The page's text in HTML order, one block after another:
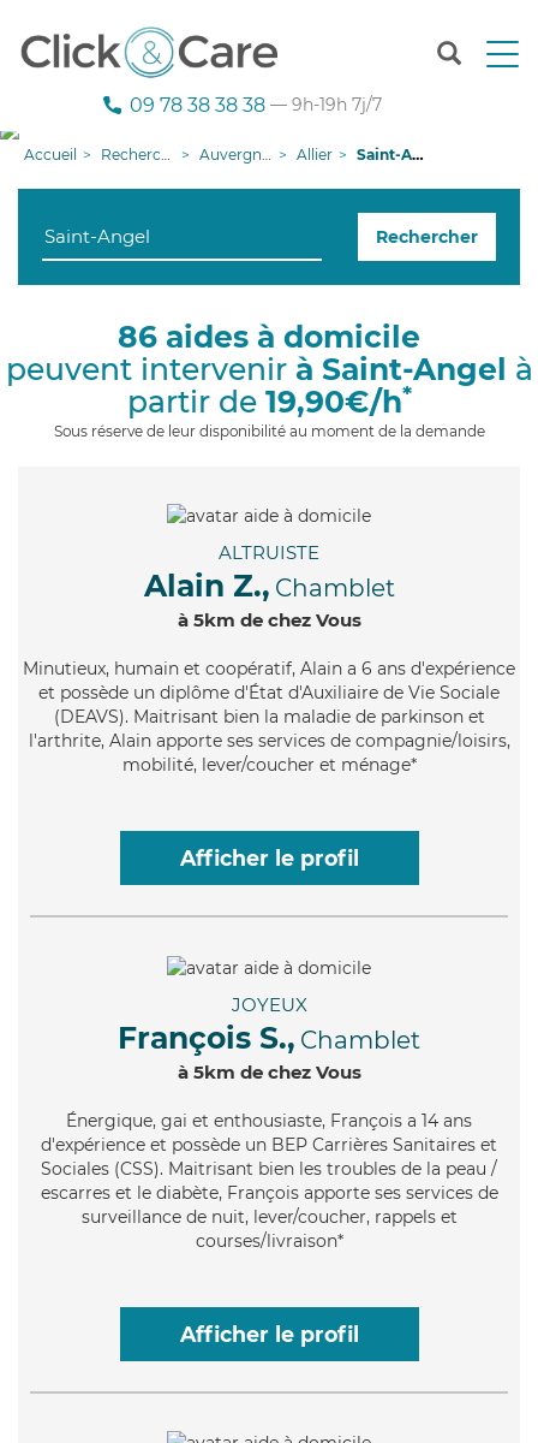
T
n
g
i
09 78 38 38 38 — 9h-19h 7j/7
Accueil Recherche aide à domicile Auvergne-Rhône-Alpes Allier Saint-Angel
Rechercher
86 aides à domicile
peuvent intervenir à Saint-Angel à
partir de 19,90€/h*
Sous réserve de leur disponibilité au moment de la demande
ALTRUISTE
Alain Z., Chamblet
à 5km de chez Vous
Minutieux, humain et coopératif, Alain a 6 ans d'expérience
et possède un diplôme d'État d'Auxiliaire de Vie Sociale
(DEAVS). Maitrisant bien la maladie de parkinson et
l'arthrite, Alain apporte ses services de compagnie/loisirs,
mobilité, lever/coucher et ménage*
Afficher le profil
JOYEUX
François S., Chamblet
à 5km de chez Vous
Énergique, gai et enthousiaste, François a 14 ans
d'expérience et possède un BEP Carrières Sanitaires et
Sociales (CSS). Maitrisant bien les troubles de la peau /
escarres et le diabète, François apporte ses services de
surveillance de nuit, lever/coucher, rappels et
courses/livraison*
Afficher le profil